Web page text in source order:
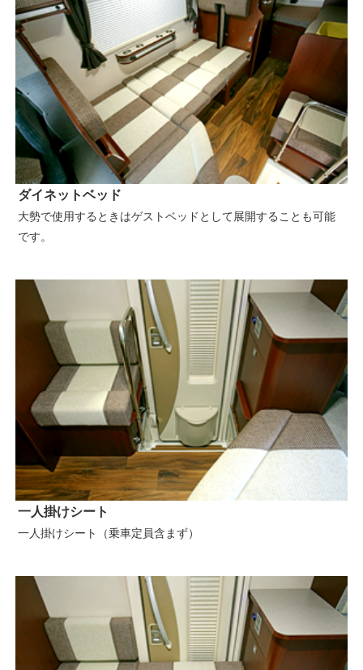
ダイネットベッド
大勢で使用するときはゲストベッドとして展開することも可能
です。
一人掛けシート
一人掛けシート（乗車定員含まず）